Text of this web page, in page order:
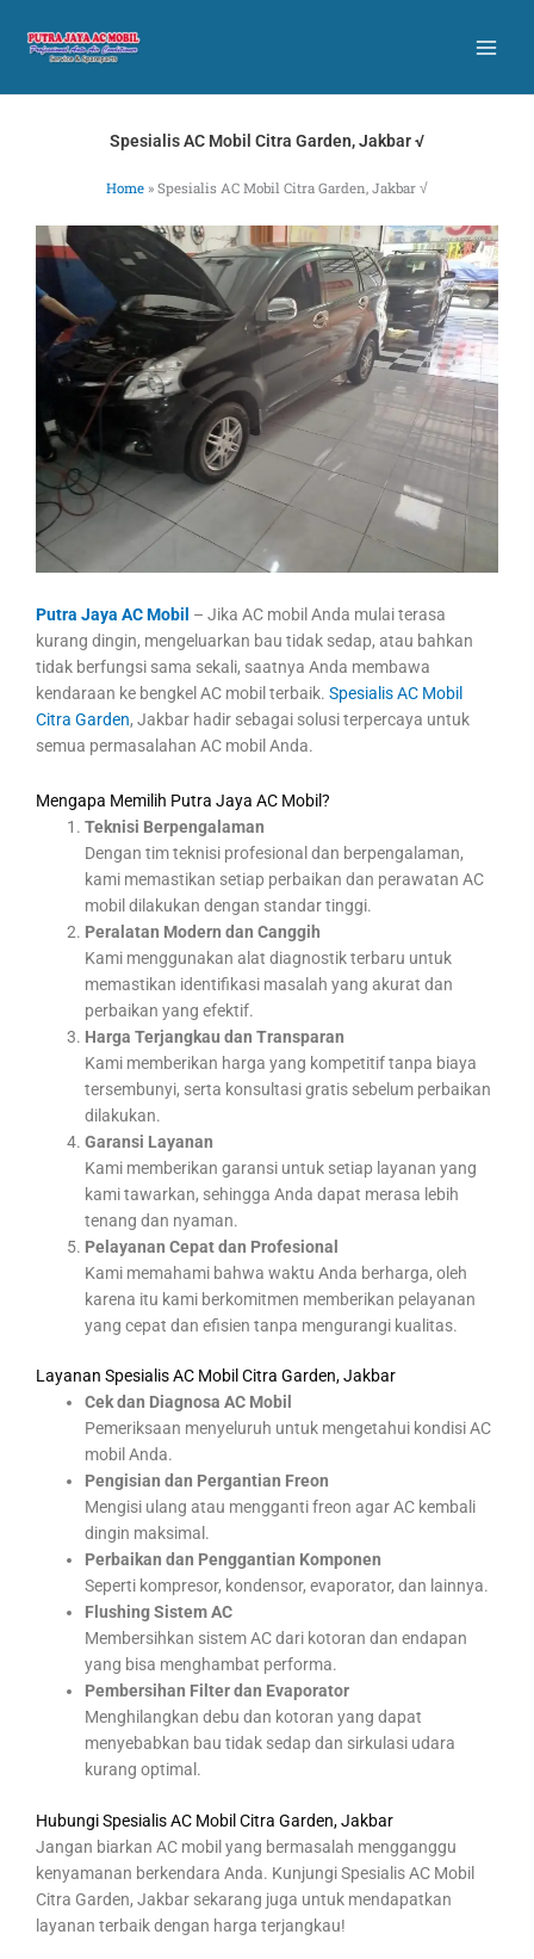
content
Spesialis AC Mobil Citra Garden, Jakbar √
Home » Spesialis AC Mobil Citra Garden, Jakbar √
Putra Jaya AC Mobil – Jika AC mobil Anda mulai terasa
kurang dingin, mengeluarkan bau tidak sedap, atau bahkan
tidak berfungsi sama sekali, saatnya Anda membawa
kendaraan ke bengkel AC mobil terbaik. Spesialis AC Mobil
Citra Garden, Jakbar hadir sebagai solusi terpercaya untuk
semua permasalahan AC mobil Anda.
Mengapa Memilih Putra Jaya AC Mobil?
Teknisi Berpengalaman
Dengan tim teknisi profesional dan berpengalaman,
kami memastikan setiap perbaikan dan perawatan AC
mobil dilakukan dengan standar tinggi.
Peralatan Modern dan Canggih
Kami menggunakan alat diagnostik terbaru untuk
memastikan identifikasi masalah yang akurat dan
perbaikan yang efektif.
Harga Terjangkau dan Transparan
Kami memberikan harga yang kompetitif tanpa biaya
tersembunyi, serta konsultasi gratis sebelum perbaikan
dilakukan.
Garansi Layanan
Kami memberikan garansi untuk setiap layanan yang
kami tawarkan, sehingga Anda dapat merasa lebih
tenang dan nyaman.
Pelayanan Cepat dan Profesional
Kami memahami bahwa waktu Anda berharga, oleh
karena itu kami berkomitmen memberikan pelayanan
yang cepat dan efisien tanpa mengurangi kualitas.
Layanan Spesialis AC Mobil Citra Garden, Jakbar
Cek dan Diagnosa AC Mobil
Pemeriksaan menyeluruh untuk mengetahui kondisi AC
mobil Anda.
Pengisian dan Pergantian Freon
Mengisi ulang atau mengganti freon agar AC kembali
dingin maksimal.
Perbaikan dan Penggantian Komponen
Seperti kompresor, kondensor, evaporator, dan lainnya.
Flushing Sistem AC
Membersihkan sistem AC dari kotoran dan endapan
yang bisa menghambat performa.
Pembersihan Filter dan Evaporator
Menghilangkan debu dan kotoran yang dapat
menyebabkan bau tidak sedap dan sirkulasi udara
kurang optimal.
Hubungi Spesialis AC Mobil Citra Garden, Jakbar
Jangan biarkan AC mobil yang bermasalah mengganggu
kenyamanan berkendara Anda. Kunjungi Spesialis AC Mobil
Citra Garden, Jakbar sekarang juga untuk mendapatkan
layanan terbaik dengan harga terjangkau!